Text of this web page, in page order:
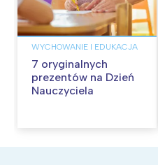
WYCHOWANIE I EDUKACJA
7 oryginalnych
prezentów na Dzień
Nauczyciela